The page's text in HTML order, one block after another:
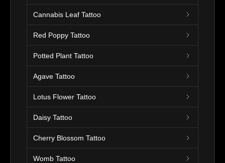
Cannabis Leaf Tattoo
Red Poppy Tattoo
Potted Plant Tattoo
Agave Tattoo
Lotus Flower Tattoo
Daisy Tattoo
Cherry Blossom Tattoo
Womb Tattoo